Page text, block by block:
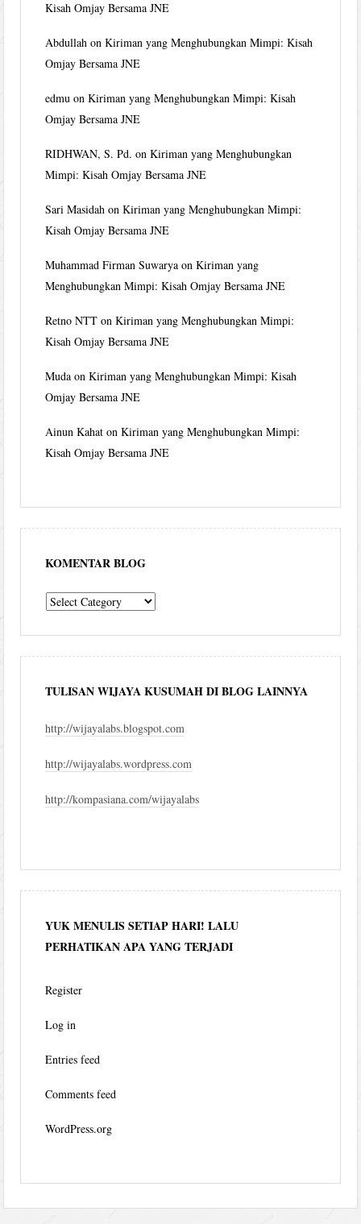
Kisah Omjay Bersama JNE
Abdullah onKiriman yang Menghubungkan Mimpi: Kisah
Omjay Bersama JNE
edmu onKiriman yang Menghubungkan Mimpi: Kisah
Omjay Bersama JNE
RIDHWAN, S. Pd. onKiriman yang Menghubungkan
Mimpi: Kisah Omjay Bersama JNE
Sari Masidah onKiriman yang Menghubungkan Mimpi:
Kisah Omjay Bersama JNE
Muhammad Firman Suwarya onKiriman yang
Menghubungkan Mimpi: Kisah Omjay Bersama JNE
Retno NTT onKiriman yang Menghubungkan Mimpi:
Kisah Omjay Bersama JNE
Muda onKiriman yang Menghubungkan Mimpi: Kisah
Omjay Bersama JNE
Ainun Kahat onKiriman yang Menghubungkan Mimpi:
Kisah Omjay Bersama JNE
KOMENTAR BLOG
komentar
TULISAN WIJAYA KUSUMAH DI BLOG LAINNYA
http://wijayalabs.blogspot.com
http://wijayalabs.wordpress.com
http://kompasiana.com/wijayalabs
YUK MENULIS SETIAP HARI! LALU
PERHATIKAN APA YANG TERJADI
Register
Log in
Entries feed
Comments feed
WordPress.org